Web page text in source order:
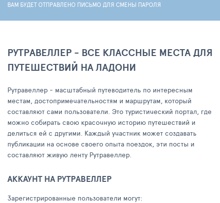
ВАМ БУДЕТ ОТПРАВЛЕНО ПИСЬМО ДЛЯ СМЕНЫ ПАРОЛЯ
РУТРАВЕЛЛЕР - ВСЕ КЛАССНЫЕ МЕСТА ДЛЯ
ПУТЕШЕСТВИЙ НА ЛАДОНИ
Рутравеллер - масштабный путеводитель по интересным
местам, достопримечательностям и маршрутам, который
составляют сами пользователи. Это туристический портал, где
можно собирать свою красочную историю путешествий и
делиться ей с другими. Каждый участник может создавать
публикации на основе своего опыта поездок, эти посты и
составляют живую ленту Рутравеллер.
АККАУНТ НА РУТРАВЕЛЛЕР
Зарегистрированные пользователи могут: